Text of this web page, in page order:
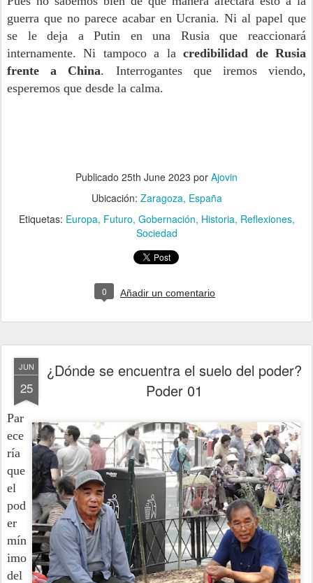
guerra que no parece acabar en Ucrania. Ni al papel que
se le deja a Putin en una Rusia que reaccionará
internamente. Ni tampoco a lacredibilidad de Rusia
frente a China. Interrogantes que iremos viendo,
esperemos que desde la calma.
Publicado 25th June 2023 por Ajovin
Ubicación: Zaragoza, España
Etiquetas: Europa Futuro Gobernación Historia Reflexiones
Sociedad
0 Añadir un comentario
JUN
25
¿Dónde se encuentra el suelo del poder?
Poder 01
Par
ece
ría
que
el
pod
er
mín
imo
del